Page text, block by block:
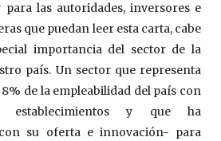
las autoridades, inversores e
que puedan leer esta carta, cabe
importancia del sector de la
país. Un sector que representa
de la empleabilidad del país con
establecimientos y que ha
su oferta e innovación- para